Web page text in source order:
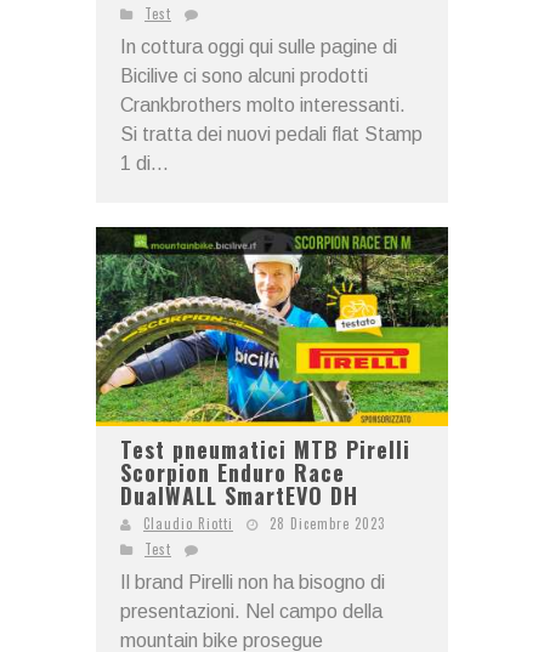
Test
In cottura oggi qui sulle pagine di
Bicilive ci sono alcuni prodotti
Crankbrothers molto interessanti.
Si tratta dei nuovi pedali flat Stamp
1 di...
Test pneumatici MTB Pirelli
Scorpion Enduro Race
DualWALL SmartEVO DH
Claudio Riotti
28 Dicembre 2023
Test
Il brand Pirelli non ha bisogno di
presentazioni. Nel campo della
mountain bike prosegue